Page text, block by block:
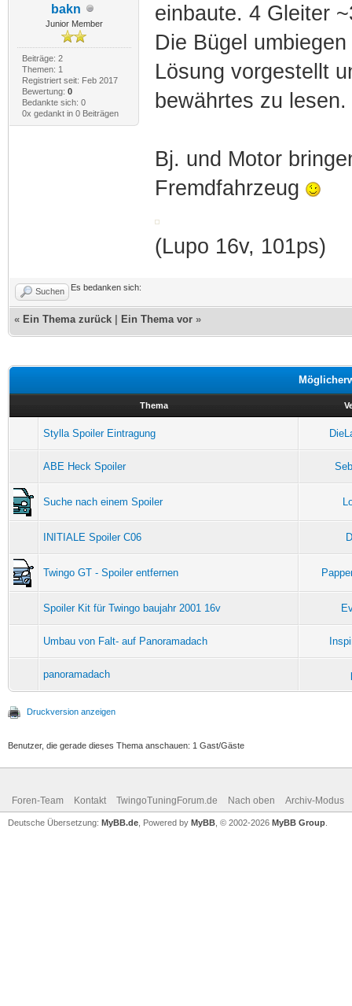
bakn
Junior Member
Beiträge: 2
Themen: 1
Registriert seit: Feb 2017
Bewertung: 0
Bedankte sich: 0
0x gedankt in 0 Beiträgen
einbaute. 4 Gleiter
Die Bügel
Lösung vorgestellt
bewährtes zu lesen.
Bj. und Motor
Fremdfahrzeug
(Lupo 16v, 101ps)
Suchen Es bedanken sich:
« Ein Thema zurück Ein Thema vor »
Thema
Stylla Spoiler Eintragung
ABE Heck Spoiler
Suche nach einem Spoiler
INITIALE Spoiler C06
Twingo GT - Spoiler entfernen
Spoiler Kit für Twingo baujahr 2001 16v
Umbau von Falt- auf Panoramadach
panoramadach
Druckversion anzeigen
Benutzer, die gerade dieses Thema anschauen: 1 Gast/Gäste
Foren-Team Kontakt TwingoTuningForum.de Nach oben Archiv-Modus
Deutsche Übersetzung: MyBB.de , Powered by MyBB , © 2002-2026 MyBB Group